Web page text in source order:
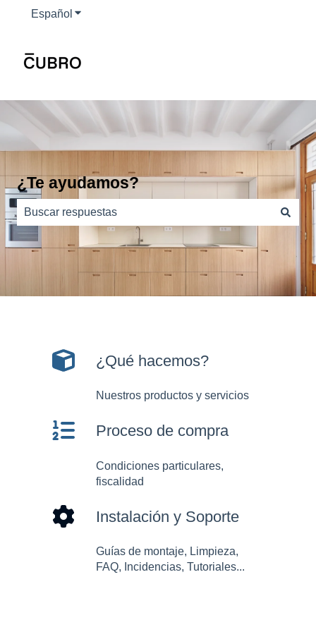
Español Traducciones de Mostrar submenú de
¿Te ayudamos?
No hay sugerencias porque el campo de búsqueda
¿Qué hacemos?
Nuestros productos y servicios
Proceso de compra
Condiciones particulares,
fiscalidad
Instalación y Soporte
Guías de montaje, Limpieza,
FAQ, Incidencias, Tutoriales...